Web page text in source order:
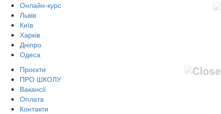
Онлайн-курс
Львів
Київ
Харків
Дніпро
Одеса
Проєкти
ПРО ШКОЛУ
Вакансії
Оплата
Контакти